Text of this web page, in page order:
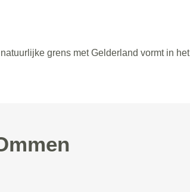
grens met Gelderland vormt in het